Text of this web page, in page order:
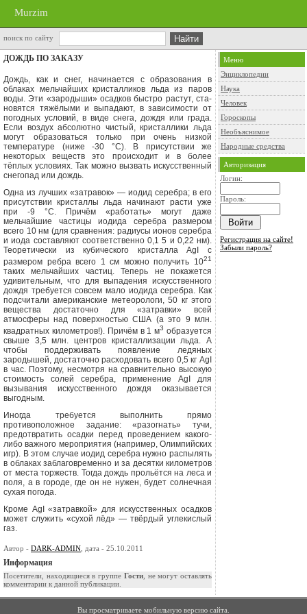
Murzim
поиск по сайту
ДОЖДЬ ПО ЗАКАЗУ
Дождь, как и снег, начинается с образования в
облаках мельчайших кри­сталликов льда из паров
воды. Эти «зародыши» осадков быстро растут, ста­
новятся тяжёлыми и выпадают, в зависимости от
погодных условий, в ви­де снега, дождя или града.
Если воздух абсолютно чистый, кристаллики льда
могут образоваться только при очень низкой
температуре (ниже -30 °С). В присутствии же
некоторых веществ это происходит и в более
тёплых усло­виях. Так можно вызвать искусственный
снегопад или дождь.
Одна из лучших «затравок» — иодид серебра; в его
присутствии кри­сталлы льда начинают расти уже
при -9 °С. Причём «работать» могут да­же
мельчайшие частицы иодида серебра размером
всего 10 нм (для срав­нения: радиусы ионов серебра
и иода составляют соответственно 0,1 5 и 0,22 нм).
Теоретически из кубического кристаллаAgI
с
размером ребра всего 1 см можно получить 1021
таких мельчайших частиц. Теперь не по­кажется
удивительным, что для выпадения искусственного
дождя требу­ется совсем мало иодида серебра. Как
подсчитали американские метео­рологи, 50 кг этого
вещества достаточно для «затравки» всей
атмосферы над поверхностью США (а это 9 млн.
квадратных километров!). Причём в 1 м3 образуется
свыше 3,5 млн. центров кристаллизации льда. А
чтобы под­держивать появление ледяных
зародышей, достаточно расходовать все­го 0,5 кг AgI
в час. Поэтому, несмотря на сравнительно высокую
стои­мость солей серебра, применение AgI
для
вызывания искусственного дождя оказывается
выгодным.
Иногда требуется выполнить прямо
противоположное задание: «ра­зогнать» тучи,
предотвратить осадки перед проведением какого-
либо важ­ного мероприятия (например, Олимпийских
игр). В этом случае иодид се­ребра нужно распылять
в облаках заблаговременно и за десятки километров
от места торжеств. Тогда дождь прольётся на леса и
поля, а в городе, где он не нужен, будет солнечная
сухая погода.
Кроме AgI
«затравкой» для искусственных осадков
может служить «су­хой лёд» — твёрдый углекислый
газ.
Автор - DARK-ADMIN , дата - 25.10.2011
Информация
Посетители, находящиеся в группе Гости, не могут оставлять
комментарии к данной публикации.
Меню
Энциклопедии
Наука
Человек
Гороскопы
Необъяснимое
Народные средства
Авторизация
Логин:
Пароль:
Регистрация на сайте!
Забыли пароль?
Вы просматриваете мобильную версию сайта.